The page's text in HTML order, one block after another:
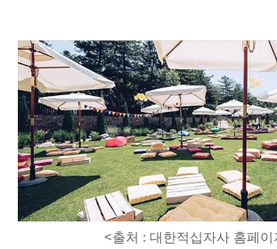
<출처 : 대한적십자사 홈페이